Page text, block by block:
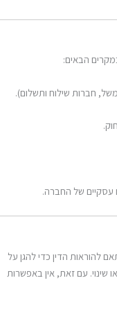
הבאים:
חברות שילוח ותשלום).
עסקיים של החברה.
הדין כדי להגן על
שינוי. עם זאת, אין באפשרות